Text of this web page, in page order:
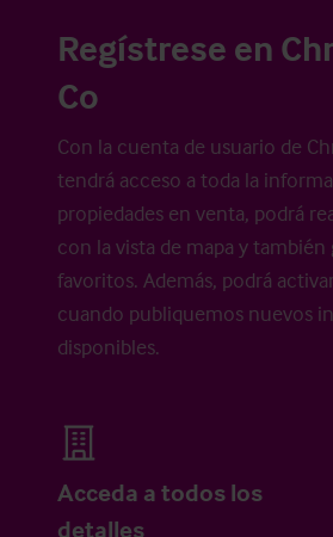
Regístrese en
Co
Con la cuenta de usuario de
tendrá acceso a toda la
propiedades en venta, podrá
con la vista de mapa y también
favoritos. Además, podrá
cuando publiquemos nuevos
disponibles.
Acceda a todos los
detalles